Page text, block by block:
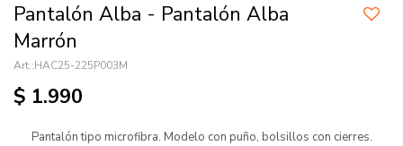
Pantalón Alba - Pantalón Alba
Marrón
HAC25-225P003M
$ 1.990
Pantalón tipo microfibra. Modelo con puño, bolsillos con cierres.